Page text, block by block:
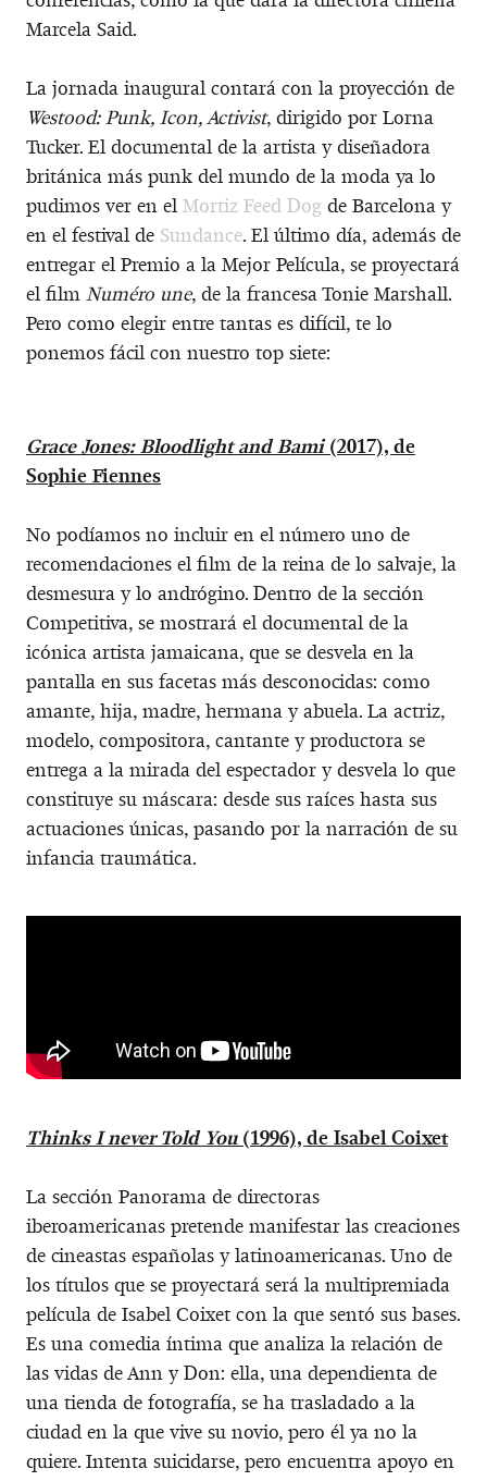
Marcela Said.
La jornada inaugural contará con la proyección de
Westood: Punk, Icon, Activist, dirigido por Lorna
Tucker. El documental de la artista y diseñadora
británica más punk del mundo de la moda ya lo
pudimos ver en el Mortiz Feed Dog de Barcelona y
en el festival de Sundance. El último día, además de
entregar el Premio a la Mejor Película, se proyectará
el film Numéro une, de la francesa Tonie Marshall.
Pero como elegir entre tantas es difícil, te lo
ponemos fácil con nuestro top siete:
Grace Jones: Bloodlight and Bami(2017), de
Sophie Fiennes
No podíamos no incluir en el número uno de
recomendaciones el film de la reina de lo salvaje, la
desmesura y lo andrógino. Dentro de la sección
Competitiva, se mostrará el documental de la
icónica artista jamaicana, que se desvela en la
pantalla en sus facetas más desconocidas: como
amante, hija, madre, hermana y abuela. La actriz,
modelo, compositora, cantante y productora se
entrega a la mirada del espectador y desvela lo que
constituye su máscara: desde sus raíces hasta sus
actuaciones únicas, pasando por la narración de su
infancia traumática.
Thinks I never Told You(1996), de Isabel Coixet
La sección Panorama de directoras
iberoamericanas pretende manifestar las creaciones
de cineastas españolas y latinoamericanas. Uno de
los títulos que se proyectará será la multipremiada
película de Isabel Coixet con la que sentó sus bases.
Es una comedia íntima que analiza la relación de
las vidas de Ann y Don: ella, una dependienta de
una tienda de fotografía, se ha trasladado a la
ciudad en la que vive su novio, pero él ya no la
quiere. Intenta suicidarse, pero encuentra apoyo en